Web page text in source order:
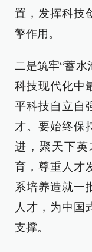
置，发挥科技
擎作用。
二是筑牢“蓄水
科技现代化中
平科技自立自
才。要始终保
进，聚天下
育，尊重人才
系培养造就一
人才，为中国
支撑。